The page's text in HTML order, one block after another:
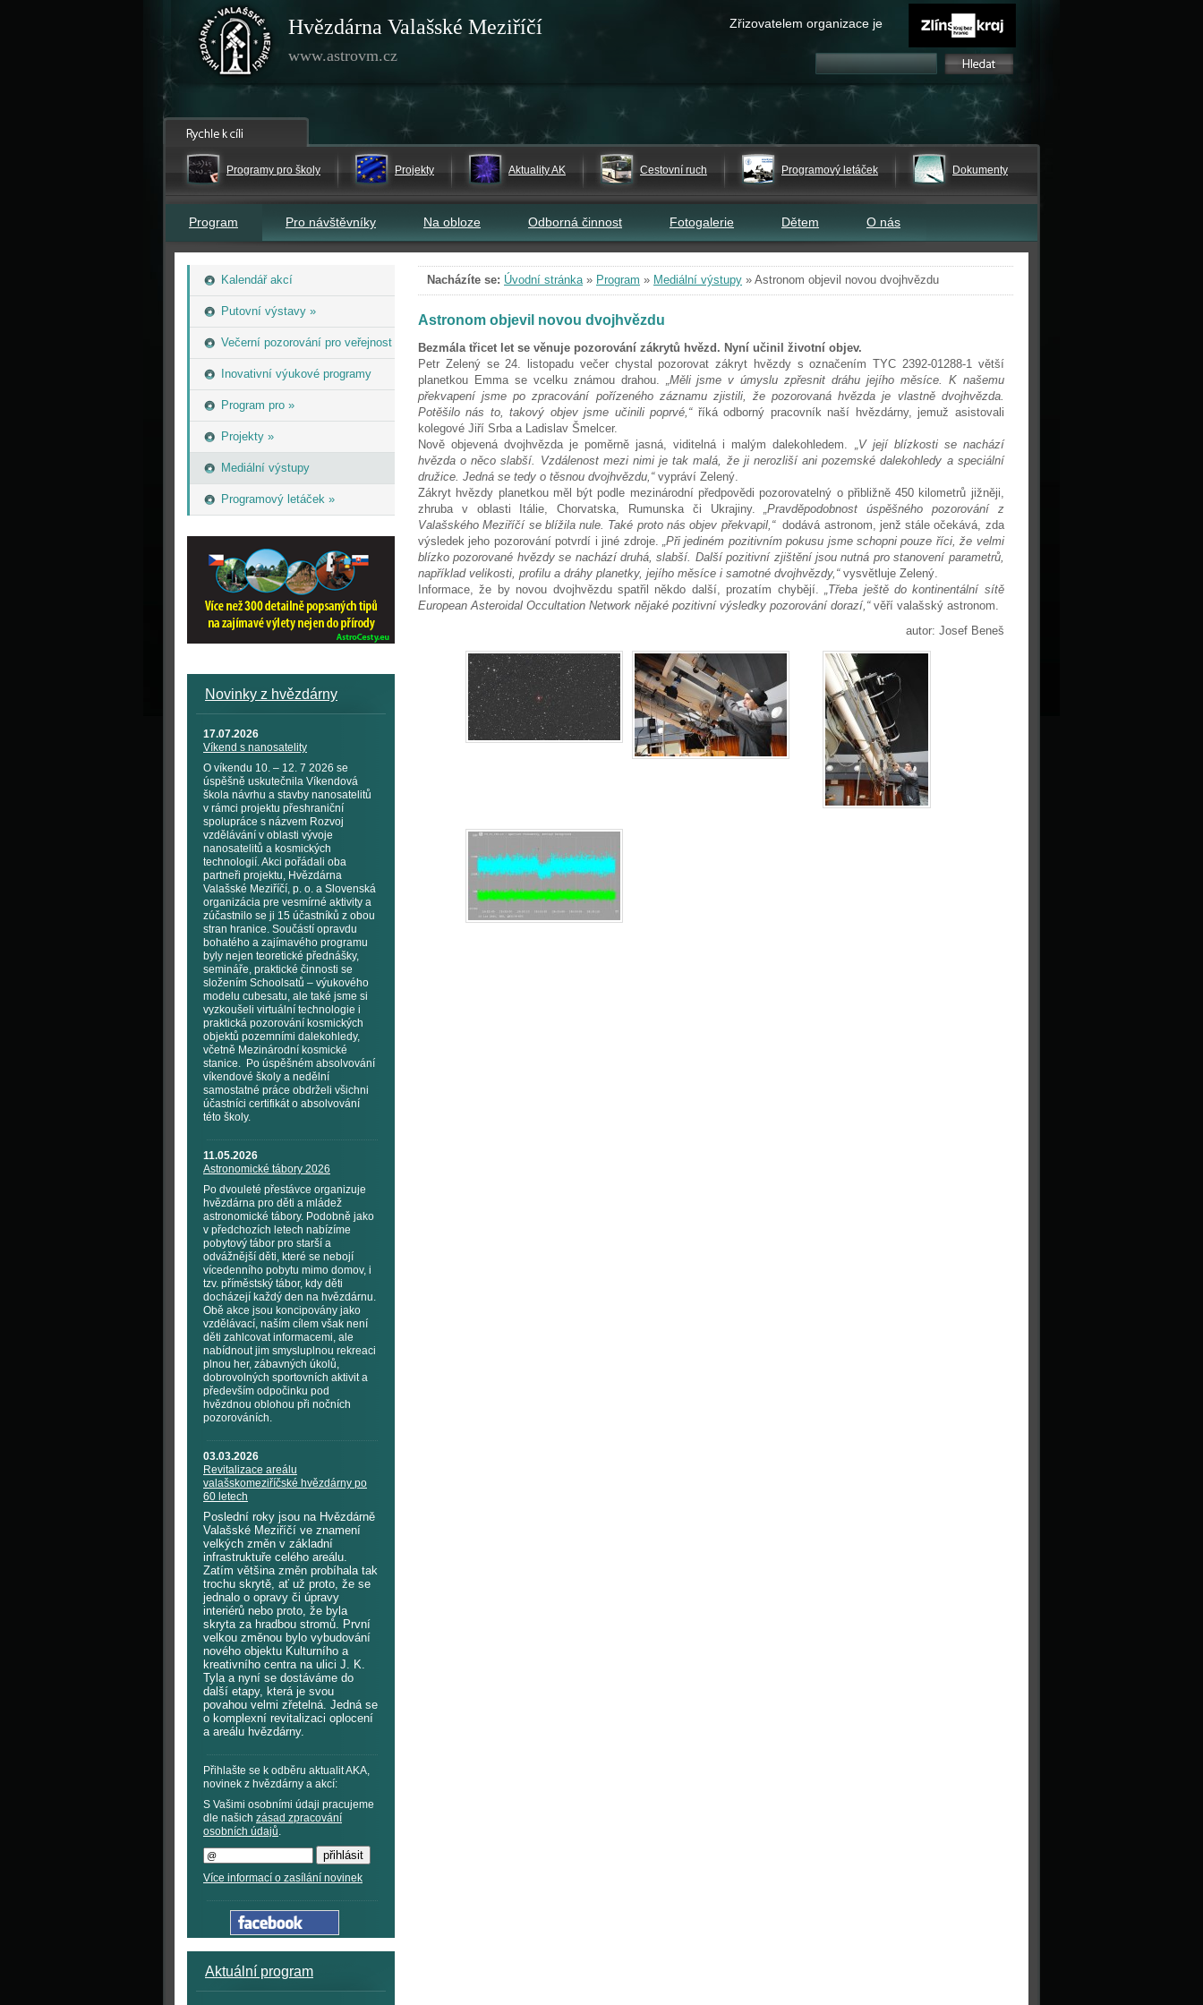
Hvězdárna Valašské Meziříčí
www.astrovm.cz
Zřizovatelem organizace je
Programy pro školy Projekty Aktuality AK Cestovní ruch Programový letáček Dokumenty
Program Pro návštěvníky Na obloze Odborná činnost Fotogalerie Dětem O nás
Kalendář akcí
Putovní výstavy »
Večerní pozorování pro veřejnost
Inovativní výukové programy
Program pro »
Projekty »
Mediální výstupy
Programový letáček »
Novinky z hvězdárny
17.07.2026
Víkend s nanosatelity
O víkendu 10. – 12. 7 2026 se
úspěšně uskutečnila Víkendová
škola návrhu a stavby nanosatelitů
v rámci projektu přeshraniční
spolupráce s názvem Rozvoj
vzdělávání v oblasti vývoje
nanosatelitů a kosmických
technologií. Akci pořádali oba
partneři projektu, Hvězdárna
Valašské Meziříčí, p. o. a Slovenská
organizácia pre vesmírné aktivity a
zúčastnilo se ji 15 účastníků z obou
stran hranice. Součástí opravdu
bohatého a zajímavého programu
byly nejen teoretické přednášky,
semináře, praktické činnosti se
složením Schoolsatů – výukového
modelu cubesatu, ale také jsme si
vyzkoušeli virtuální technologie i
praktická pozorování kosmických
objektů pozemními dalekohledy,
včetně Mezinárodní kosmické
stanice. Po úspěšném absolvování
víkendové školy a nedělní
samostatné práce obdrželi všichni
účastníci certifikát o absolvování
této školy.
11.05.2026
Astronomické tábory 2026
Po dvouleté přestávce organizuje
hvězdárna pro děti a mládež
astronomické tábory. Podobně jako
v předchozích letech nabízíme
pobytový tábor pro starší a
odvážnější děti, které se nebojí
vícedenního pobytu mimo domov, i
tzv. příměstský tábor, kdy děti
docházejí každý den na hvězdárnu.
Obě akce jsou koncipovány jako
vzdělávací, naším cílem však není
děti zahlcovat informacemi, ale
nabídnout jim smysluplnou rekreaci
plnou her, zábavných úkolů,
dobrovolných sportovních aktivit a
především odpočinku pod
hvězdnou oblohou při nočních
pozorováních.
03.03.2026
Revitalizace areálu
valašskomeziříčské hvězdárny po
60 letech
Poslední roky jsou na Hvězdárně
Valašské Meziříčí ve znamení
velkých změn v základní
infrastruktuře celého areálu.
Zatím většina změn probíhala tak
trochu skrytě, ať už proto, že se
jednalo o opravy či úpravy
interiérů nebo proto, že byla
skryta za hradbou stromů. První
velkou změnou bylo vybudování
nového objektu Kulturního a
kreativního centra na ulici J. K.
Tyla a nyní se dostáváme do
další etapy, která je svou
povahou velmi zřetelná. Jedná se
o komplexní revitalizaci oplocení
a areálu hvězdárny.
Přihlašte se k odběru aktualit AKA,
novinek z hvězdárny a akcí:
S Vašimi osobními údaji pracujeme
dle našich zásad zpracování
osobních údajů.
Více informací o zasílání novinek
Aktuální program
Nacházíte se: Úvodní stránka» Program » Mediální výstupy » Astronom objevil novou dvojhvězdu
Astronom objevil novou dvojhvězdu
Bezmála třicet let se věnuje pozorování zákrytů hvězd. Nyní učinil životní objev.
Petr Zelený se 24. listopadu večer chystal pozorovat zákryt hvězdy s označením TYC 2392-01288-1 větší
planetkou Emma se vcelku známou drahou. „Měli jsme v úmyslu zpřesnit dráhu jejího měsíce. K našemu
překvapení jsme po zpracování pořízeného záznamu zjistili, že pozorovaná hvězda je vlastně dvojhvězda.
Potěšilo nás to, takový objev jsme učinili poprvé,“říká odborný pracovník naší hvězdárny, jemuž asistovali
kolegové Jiří Srba a Ladislav Šmelcer.
Nově objevená dvojhvězda je poměrně jasná, viditelná i malým dalekohledem. „V její blízkosti se nachází
hvězda o něco slabší. Vzdálenost mezi nimi je tak malá, že ji nerozliší ani pozemské dalekohledy a speciální
družice. Jedná se tedy o těsnou dvojhvězdu,“vypráví Zelený.
Zákryt hvězdy planetkou měl být podle mezinárodní předpovědi pozorovatelný o přibližně 450 kilometrů jižněji,
zhruba v oblasti Itálie, Chorvatska, Rumunska či Ukrajiny.„Pravděpodobnost úspěšného pozorování z
Valašského Meziříčí se blížila nule. Také proto nás objev překvapil,“ dodává astronom, jenž stále očekává, zda
výsledek jeho pozorování potvrdí i jiné zdroje. „Při jediném pozitivním pokusu jsme schopni pouze říci, že velmi
blízko pozorované hvězdy se nachází druhá, slabší. Další pozitivní zjištění jsou nutná pro stanovení parametrů,
například velikosti, profilu a dráhy planetky, jejího měsíce i samotné dvojhvězdy,“vysvětluje Zelený.
Informace, že by novou dvojhvězdu spatřil někdo další, prozatím chybějí. „Třeba ještě do kontinentální sítě
European Asteroidal Occultation Network nějaké pozitivní výsledky pozorování dorazí,“věří valašský astronom.
autor: Josef Beneš